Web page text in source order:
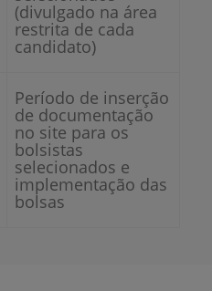
(divulgado na área
restrita de cada
candidato)
Período de inserção
de documentação
no site para os
bolsistas
selecionados e
implementação das
bolsas